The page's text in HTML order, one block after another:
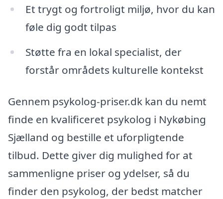
Et trygt og fortroligt miljø, hvor du kan
føle dig godt tilpas
Støtte fra en lokal specialist, der
forstår områdets kulturelle kontekst
Gennem psykolog-priser.dk kan du nemt
finde en kvalificeret psykolog i Nykøbing
Sjælland og bestille et uforpligtende
tilbud. Dette giver dig mulighed for at
sammenligne priser og ydelser, så du
finder den psykolog, der bedst matcher